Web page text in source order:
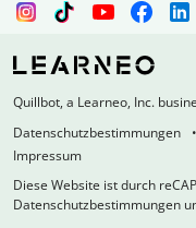
Quillbot, a Learneo, Inc.
Datenschutzbestimmungen
Impressum
Diese Website ist durch
Datenschutzbestimmungen